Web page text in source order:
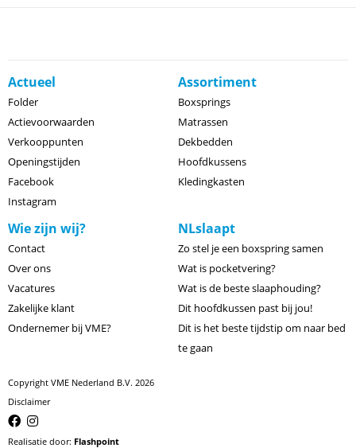
Actueel
Folder
Actievoorwaarden
Verkooppunten
Openingstijden
Facebook
Instagram
Assortiment
Boxsprings
Matrassen
Dekbedden
Hoofdkussens
Kledingkasten
Wie zijn wij?
Contact
Over ons
Vacatures
Zakelijke klant
Ondernemer bij VME?
NLslaapt
Zo stel je een boxspring samen
Wat is pocketvering?
Wat is de beste slaaphouding?
Dit hoofdkussen past bij jou!
Dit is het beste tijdstip om naar bed
te gaan
Copyright VME Nederland B.V. 2026
Disclaimer
Realisatie door: Flashpoint